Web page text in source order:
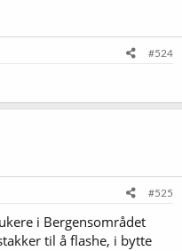
#524
#525
i Bergensområdet
til å flashe, i bytte